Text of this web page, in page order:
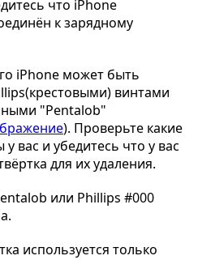
что iPhone
к зарядному
iPhone может быть
винтами
"Pentalob"
). Проверьте какие
вас и убедитесь что у вас
для их удаления.
или Phillips #000
используется только